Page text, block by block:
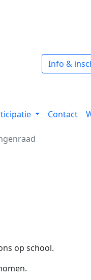
Info &
Contact
op school.